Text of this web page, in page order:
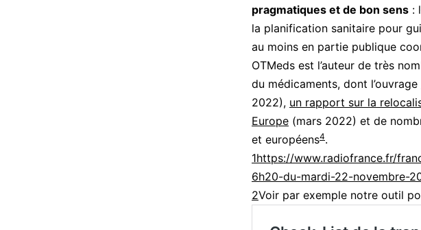
pragmatiques et de bon sens :
la planification sanitaire pour
au moins en partie publique
OTMeds est l’auteur de très
du médicaments, dont l’ouvrage
2022), un rapport sur la
Europe (mars 2022) et de
et européens4.
1https://www.radiofrance.fr/
6h20-du-mardi-22-novembre-
2Voir par exemple notre outil